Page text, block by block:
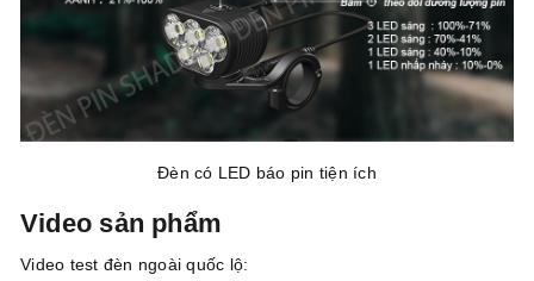
Đèn có LED báo pin tiện ích
Video sản phẩm
Video test đèn ngoài quốc lộ: